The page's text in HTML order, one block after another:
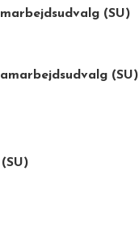
(SU)
(SU)